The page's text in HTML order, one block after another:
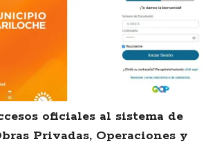
oficiales al sistema de
Privadas, Operaciones y